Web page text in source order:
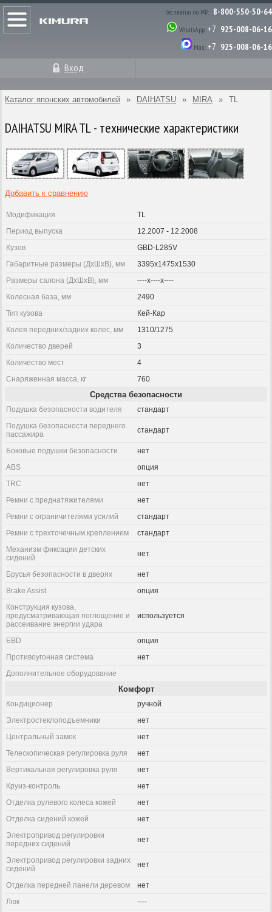
Бесплатно по РФ: 8-800-550-50-64
WhatsApp: +7 925-008-06-16
Max: +7 925-008-06-16
Вход
Каталог японских автомобилей » DAIHATSU » MIRA » TL
DAIHATSU MIRA TL - технические характеристики
Добавить к сравнению
Модификация
TL
Период выпуска
12.2007 - 12.2008
Кузов
GBD-L285V
Габаритные размеры (ДхШхВ), мм
3395x1475x1530
Размеры салона (ДхШхВ), мм
----x----x----
Колесная база, мм
2490
Тип кузова
Кей-Кар
Колея передних/задних колес, мм
1310/1275
Количество дверей
3
Количество мест
4
Снаряженная масса, кг
760
Средства безопасности
Подушка безопасности водителя
стандарт
Подушка безопасности переднего
пассажира
стандарт
Боковые подушки безопасности
нет
ABS
опция
TRC
нет
Ремни с преднатяжителями
нет
Ремни с ограничителями усилий
стандарт
Ремни с трехточечным креплением
стандарт
Механизм фиксации детских
сидений
нет
Брусья безопасности в дверях
нет
Brake Assist
опция
Конструкция кузова,
предусматривающая поглощение и
рассеивание энергии удара
используется
EBD
опция
Противоугонная система
нет
Дополнительное оборудование
Комфорт
Кондиционер
ручной
Электростеклоподъемники
нет
Центральный замок
нет
Телескопическая регулировка руля
нет
Вертикальная регулировка руля
нет
Круиз-контроль
нет
Отделка рулевого колеса кожей
нет
Отделка сидений кожей
нет
Электропривод регулировки
передних сидений
нет
Электропривод регулировки задних
сидений
нет
Отделка передней панели деревом
нет
Люк
----